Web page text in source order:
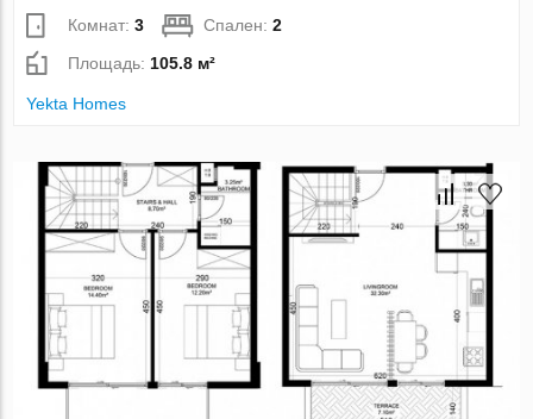
Комнат:3 Спален:2
Площадь:105.8 м²
Yekta Homes